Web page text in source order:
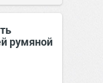
румяной